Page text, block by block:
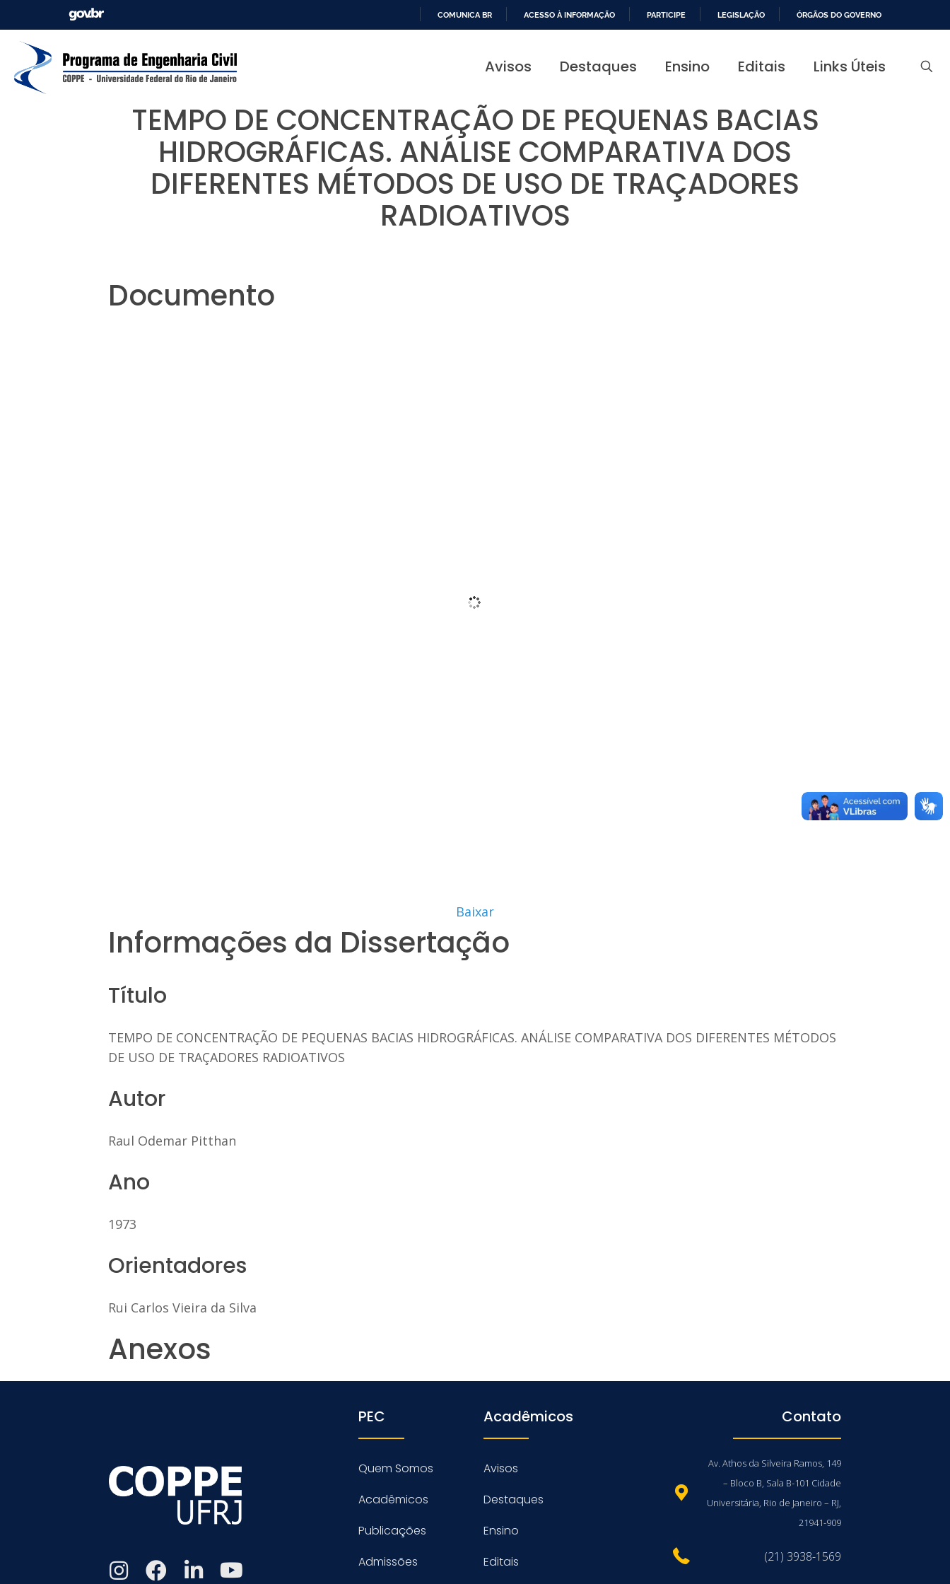
PARA
CONTEÚDO
COMUNICA BR ACESSO À INFORMAÇÃO PARTICIPE LEGISLAÇÃO ÓRGÃOS DO GOVERNO
Avisos Destaques Ensino Editais Links Úteis
TEMPO DE CONCENTRAÇÃO DE PEQUENAS BACIAS
HIDROGRÁFICAS. ANÁLISE COMPARATIVA DOS
DIFERENTES MÉTODOS DE USO DE TRAÇADORES
RADIOATIVOS
Documento
Baixar
Informações da Dissertação
Título
TEMPO DE CONCENTRAÇÃO DE PEQUENAS BACIAS HIDROGRÁFICAS. ANÁLISE COMPARATIVA DOS DIFERENTES MÉTODOS
DE USO DE TRAÇADORES RADIOATIVOS
Autor
Raul Odemar Pitthan
Ano
1973
Orientadores
Rui Carlos Vieira da Silva
Anexos
PEC
Quem Somos
Acadêmicos
Publicações
Admissões
Acadêmicos
Avisos
Destaques
Ensino
Editais
Contato
Av. Athos da Silveira Ramos, 149
– Bloco B, Sala B-101 Cidade
Universitária, Rio de Janeiro – RJ,
21941-909
(21) 3938-1569